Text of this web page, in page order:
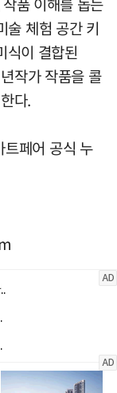
술 체험 공간 키
이 결합된
작가 작품을 콜
다.
페어 공식 누